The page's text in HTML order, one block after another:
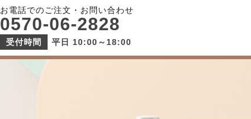
お電話でのご注文・お問い合わせ
0570-06-2828
受付時間 平日 10:00～18:00